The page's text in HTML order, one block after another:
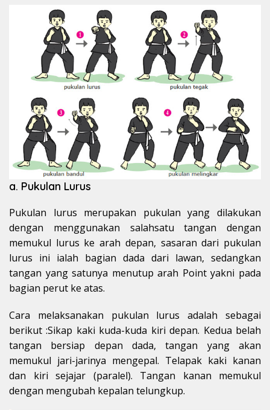
a. Pukulan Lurus
Pukulan lurus merupakan pukulan yang dilakukan
dengan menggunakan salahsatu tangan dengan
memukul lurus ke arah depan, sasaran dari pukulan
lurus ini ialah bagian dada dari lawan, sedangkan
tangan yang satunya menutup arah Point yakni pada
bagian perut ke atas.
Cara melaksanakan pukulan lurus adalah sebagai
berikut :Sikap kaki kuda-kuda kiri depan. Kedua belah
tangan bersiap depan dada, tangan yang akan
memukul jari-jarinya mengepal. Telapak kaki kanan
dan kiri sejajar (paralel). Tangan kanan memukul
dengan mengubah kepalan telungkup.